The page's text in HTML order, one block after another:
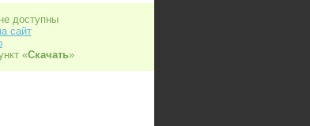
доступны
сайт
«Скачать»